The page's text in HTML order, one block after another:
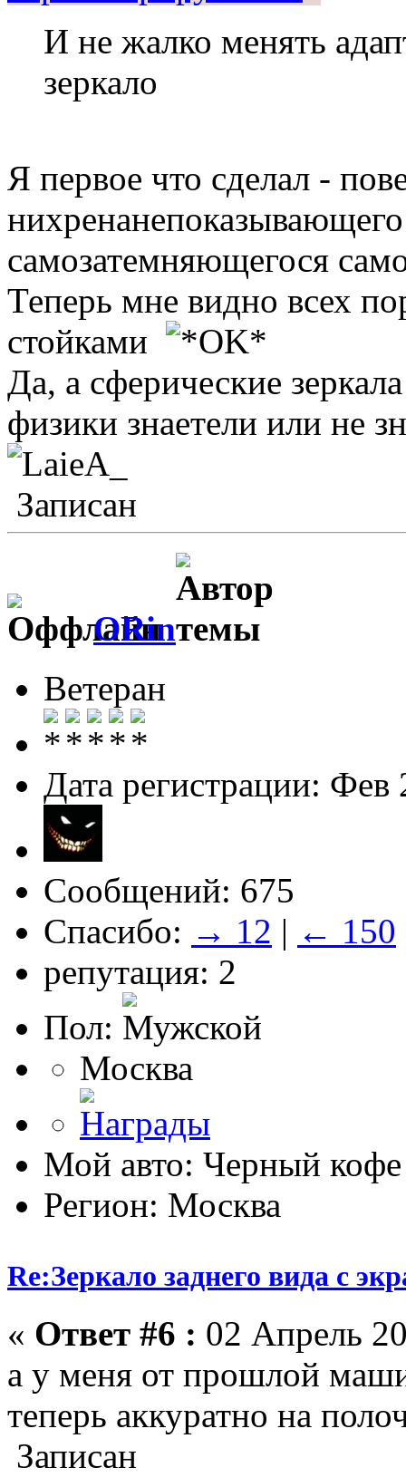
И не жалко менять
зеркало
Я первое что сделал -
самозатемняющегося
Теперь мне видно всех
стойками
Да, а сферические
физики знаетели или не
Записан
ORin
Ветеран
Дата регистрации: Фев
Сообщений: 675
Спасибо: → 12 | ← 150
репутация: 2
Пол:
Москва
Мой авто: Черный кофе
Регион: Москва
Re:Зеркало заднего вида с
« Ответ #6 : 02 Апрель
а у меня от прошлой
теперь аккуратно на
Записан